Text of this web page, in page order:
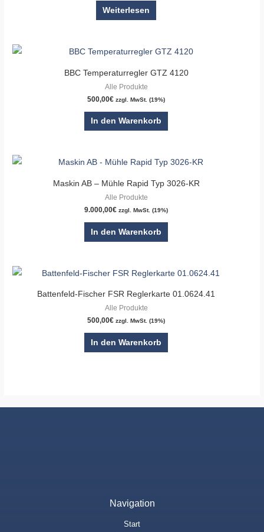
Weiterlesen
BBC Temperaturregler GTZ 4120
Alle Produkte
500,00€ zzgl. MwSt. (19%)
In den Warenkorb
Maskin AB – Mühle Rapid Typ 3026-KR
Alle Produkte
9.000,00€ zzgl. MwSt. (19%)
In den Warenkorb
Battenfeld-Fischer FSR Reglerkarte 01.0624.41
Alle Produkte
500,00€ zzgl. MwSt. (19%)
In den Warenkorb
Navigation
Start